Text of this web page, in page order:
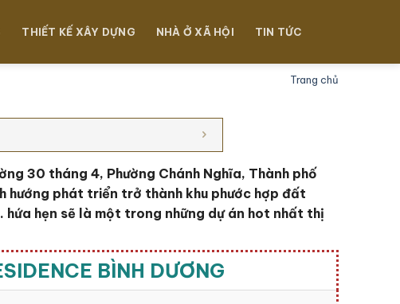
THIẾT KẾ XÂY DỰNG NHÀ Ở XÃ HỘI TIN TỨC
Trang chủ
30 tháng 4, Phường Chánh Nghĩa, Thành phố
hướng phát triển trở thành khu phước hợp đất
hứa hẹn sẽ là một trong những dự án hot nhất thị
BÌNH DƯƠNG